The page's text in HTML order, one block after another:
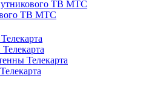
ТВ МТС
ТВ МТС
Телекарта